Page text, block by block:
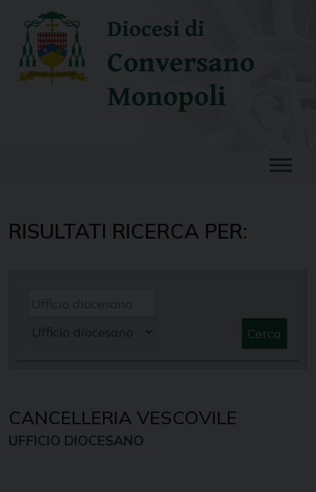
content
Diocesi di
Conversano
Monopoli
Cerca
CANCELLERIA VESCOVILE
UFFICIO DIOCESANO